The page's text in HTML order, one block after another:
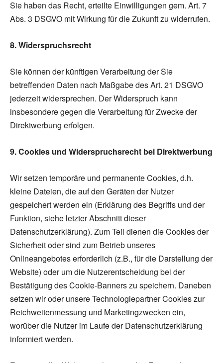
Sie haben das Recht, erteilte Einwilligungen gem. Art. 7
Abs. 3 DSGVO mit Wirkung für die Zukunft zu widerrufen.
8. Widerspruchsrecht
Sie können der künftigen Verarbeitung der Sie
betreffenden Daten nach Maßgabe des Art. 21 DSGVO
jederzeit widersprechen. Der Widerspruch kann
insbesondere gegen die Verarbeitung für Zwecke der
Direktwerbung erfolgen.
9. Cookies und Widerspruchsrecht bei Direktwerbung
Wir setzen temporäre und permanente Cookies, d.h.
kleine Dateien, die auf den Geräten der Nutzer
gespeichert werden ein (Erklärung des Begriffs und der
Funktion, siehe letzter Abschnitt dieser
Datenschutzerklärung). Zum Teil dienen die Cookies der
Sicherheit oder sind zum Betrieb unseres
Onlineangebotes erforderlich (z.B., für die Darstellung der
Website) oder um die Nutzerentscheidung bei der
Bestätigung des Cookie-Banners zu speichern. Daneben
setzen wir oder unsere Technologiepartner Cookies zur
Reichweitenmessung und Marketingzwecken ein,
worüber die Nutzer im Laufe der Datenschutzerklärung
informiert werden.